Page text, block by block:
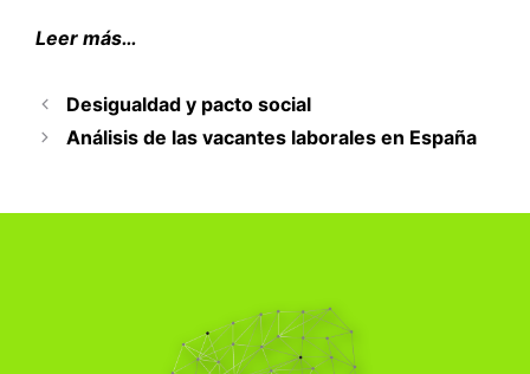
Leer más…
Desigualdad y pacto social
Análisis de las vacantes laborales en España